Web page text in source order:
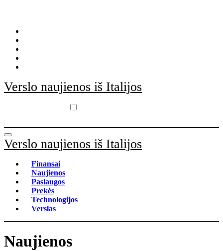
Verslo naujienos iš Italijos
Verslo naujienos iš Italijos
Finansai
Naujienos
Paslaugos
Prekės
Technologijos
Verslas
Naujienos